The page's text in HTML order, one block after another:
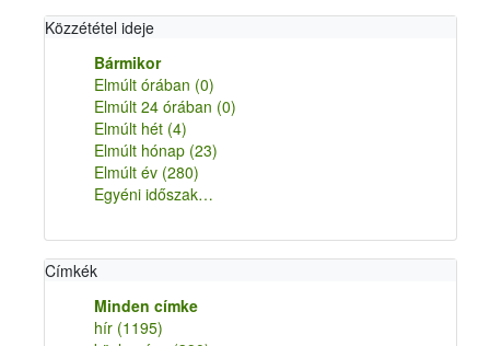
Közzététel ideje
Bármikor
Elmúlt órában (0)
Elmúlt 24 órában (0)
Elmúlt hét (4)
Elmúlt hónap (23)
Elmúlt év (280)
Egyéni időszak…
Címkék
Minden címke
hír (1195)